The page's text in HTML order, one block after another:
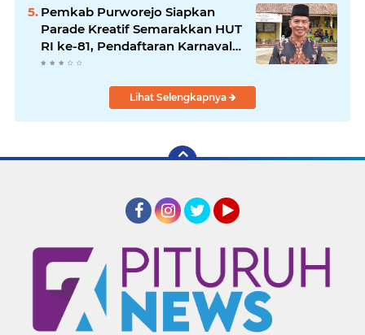
Pemkab Purworejo Siapkan
Parade Kreatif Semarakkan HUT
RI ke-81, Pendaftaran Karnaval
Resmi Dibuka
Lihat Selengkapnya